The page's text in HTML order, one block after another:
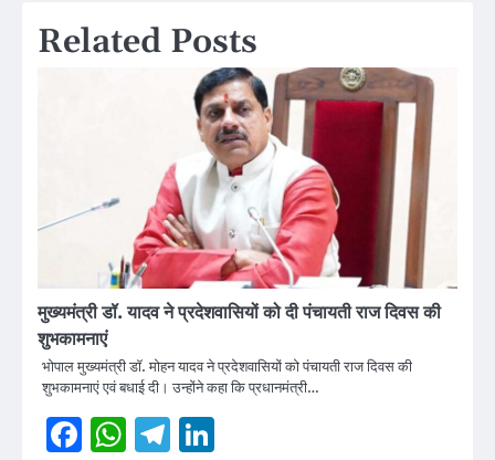
Related Posts
मुख्यमंत्री डॉ. यादव ने प्रदेशवासियों को दी पंचायती राज दिवस की
शुभकामनाएं
भोपाल मुख्यमंत्री डॉ. मोहन यादव ने प्रदेशवासियों को पंचायती राज दिवस की
शुभकामनाएं एवं बधाई दी। उन्होंने कहा कि प्रधानमंत्री…
Facebook
WhatsApp
Telegram